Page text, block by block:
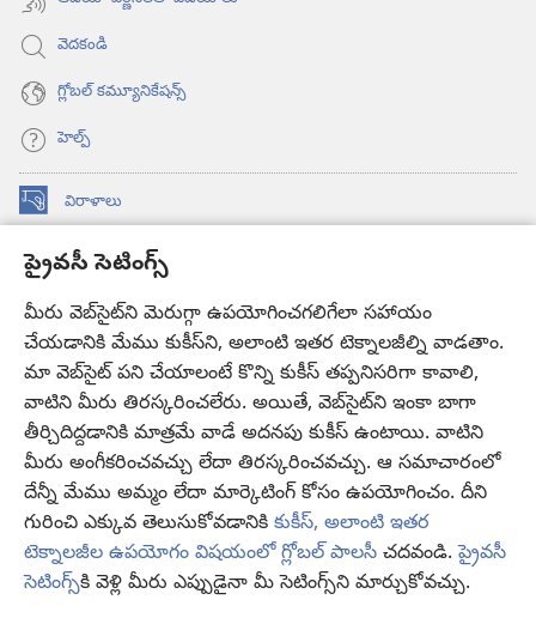
ప్రైవసీ సెటింగ్స్
మీరు వెబ్‌సైట్‌ని మెరుగ్గా ఉపయోగించగలిగేలా సహాయం
చేయడానికి మేము కుకీస్‌ని, అలాంటి ఇతర టెక్నాలజీల్ని వాడతాం.
మా వెబ్‌సైట్‌ పని చేయాలంటే కొన్ని కుకీస్‌ తప్పనిసరిగా కావాలి,
వాటిని మీరు తిరస్కరించలేరు. అయితే, వెబ్‌సైట్‌ని ఇంకా బాగా
తీర్చిదిద్దడానికి మాత్రమే వాడే అదనపు కుకీస్‌ ఉంటాయి. వాటిని
మీరు అంగీకరించవచ్చు లేదా తిరస్కరించవచ్చు. ఆ సమాచారంలో
దేన్నీ మేము అమ్మం లేదా మార్కెటింగ్‌ కోసం ఉపయోగించం. దీని
గురించి ఎక్కువ తెలుసుకోవడానికి కుకీస్, అలాంటి ఇతర
టెక్నాలజీల ఉపయోగం విషయంలో గ్లోబల్ పాలసీ చదవండి.ప్రైవసీ
సెటింగ్స్‌కి వెళ్లి మీరు ఎప్పుడైనా మీ సెటింగ్స్‌ని మార్చుకోవచ్చు.
వెదకండి
గ్లోబల్‌ కమ్యూనికేషన్స్‌
హెల్ప్‌
విరాళాలు
(కొత్త
ఓపెన్‌ కావలికోట ఆన్‌లైన్‌ లైబ్రరీ
(కొత్త
విండో
ఓపెన్‌
అవుతుంది)
JW Hub®
(కొత్త
విండో
ఓపెన్‌
అవుతుంది)
JW లైబ్రరీ
కావలికోట లైబ్రరీ
Copyright© 2026 Watch Tower Bible and Tract Society of Pennsylvania.
వినియోగంపై షరతులు| ప్రైవసీ పాలసీ| ప్రైవసీ సెటింగ్స్